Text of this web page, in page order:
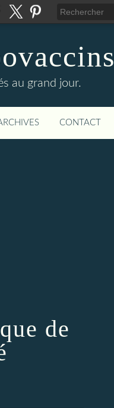
au grand jour.
CONTACT
de